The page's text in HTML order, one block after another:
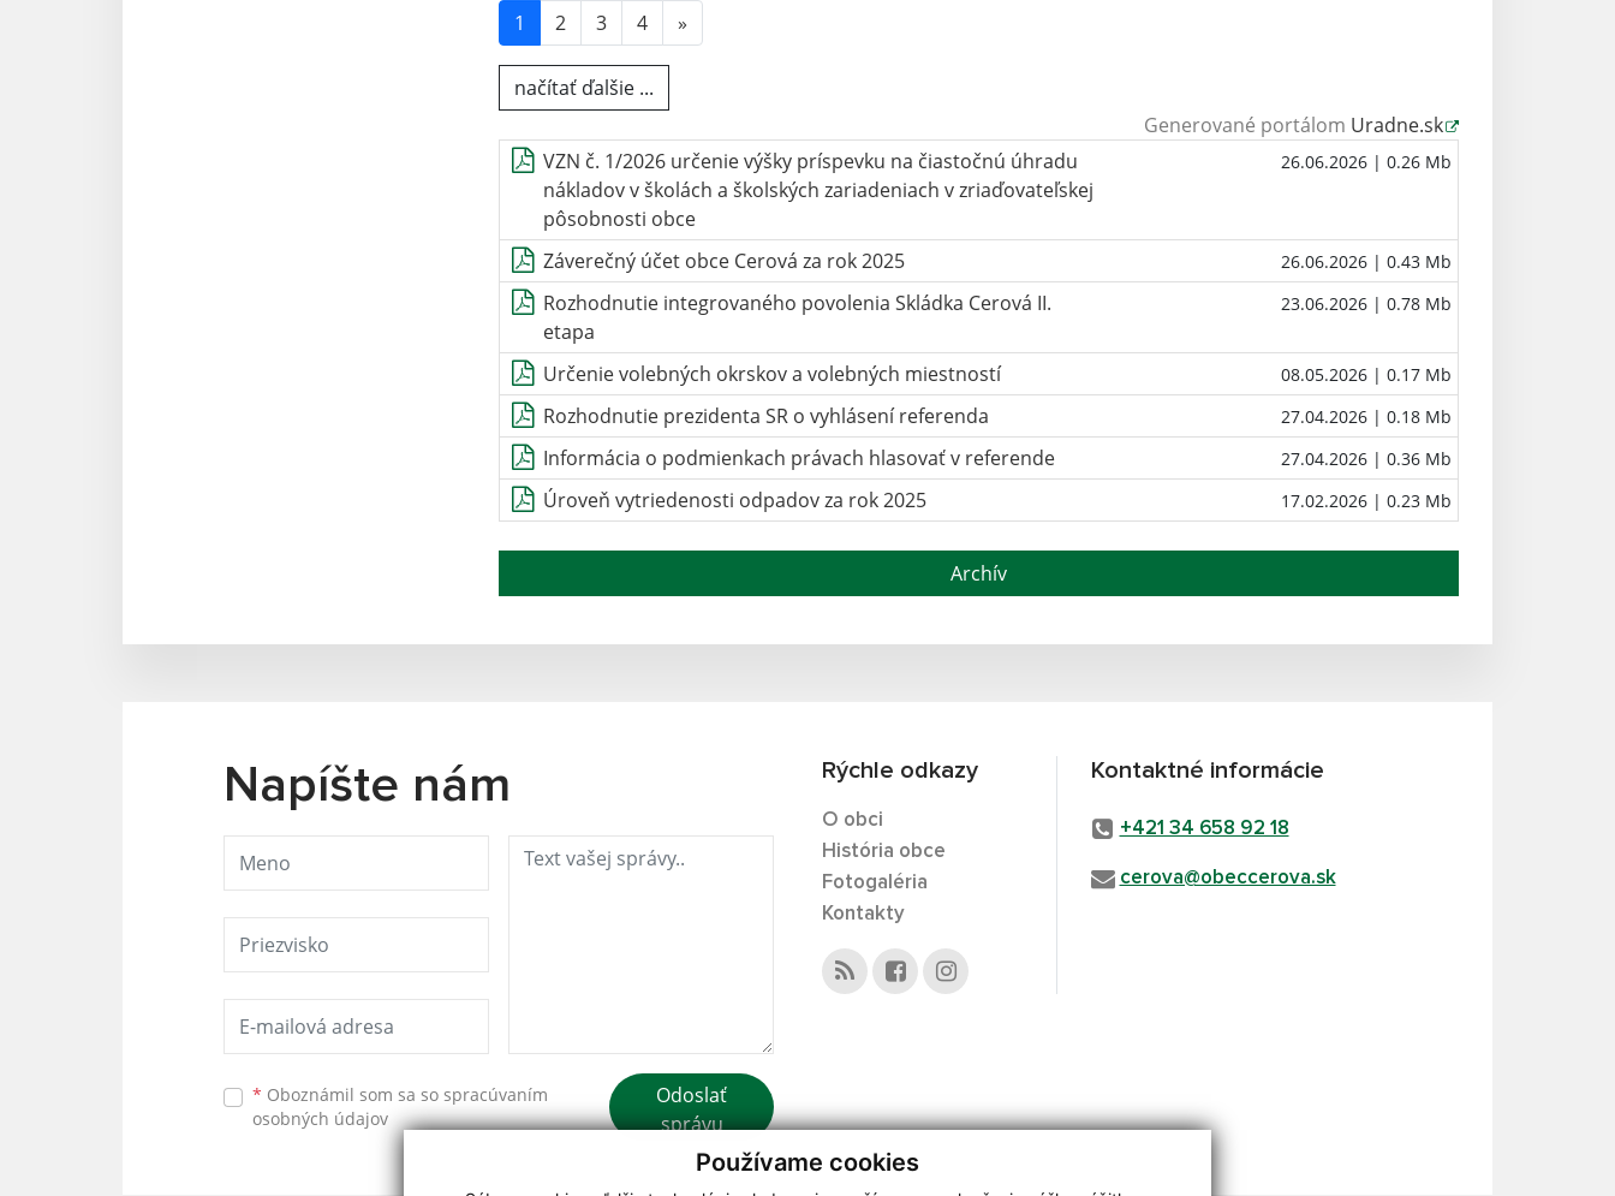
Používame cookies
1
2 3 4 »
načítať ďalšie ...
Generované portálom Uradne.sk
VZN č. 1/2026 určenie výšky príspevku na čiastočnú úhradu
nákladov v školách a školských zariadeniach v zriaďovateľskej
pôsobnosti obce
26.06.2026 | 0.26 Mb
Záverečný účet obce Cerová za rok 2025 26.06.2026 | 0.43 Mb
Rozhodnutie integrovaného povolenia Skládka Cerová II.
etapa
23.06.2026 | 0.78 Mb
Určenie volebných okrskov a volebných miestností 08.05.2026 | 0.17 Mb
Rozhodnutie prezidenta SR o vyhlásení referenda 27.04.2026 | 0.18 Mb
Informácia o podmienkach právach hlasovať v referende 27.04.2026 | 0.36 Mb
Úroveň vytriedenosti odpadov za rok 2025 17.02.2026 | 0.23 Mb
Archív
Napíšte nám
* Oboznámil som sa so spracúvaním
osobných údajov
Odoslať
správu
Rýchle odkazy
O obci
História obce
Fotogaléria
Kontakty
Kontaktné informácie
+421 34 658 92 18
cerova@obeccerova.sk